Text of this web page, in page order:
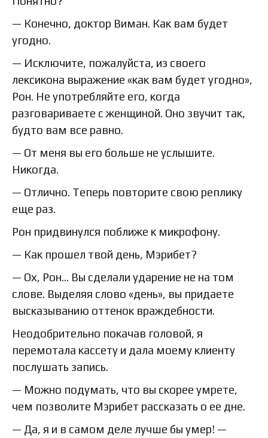
— Конечно, доктор Виман. Как вам будет
угодно.
— Исключите, пожалуйста, из своего
лексикона выражение «как вам будет угодно»,
Рон. Не употребляйте его, когда
разговариваете с женщиной. Оно звучит так,
будто вам все равно.
— От меня вы его больше не услышите.
Никогда.
— Отлично. Теперь повторите свою реплику
еще раз.
Рон придвинулся поближе к микрофону.
— Как прошел твой день, Мэрибет?
— Ох, Рон… Вы сделали ударение не на том
слове. Выделяя слово «день», вы придаете
высказыванию оттенок враждебности.
Неодобрительно покачав головой, я
перемотала кассету и дала моему клиенту
послушать запись.
— Можно подумать, что вы скорее умрете,
чем позволите Мэрибет рассказать о ее дне.
— Да, я и в самом деле лучше бы умер! —